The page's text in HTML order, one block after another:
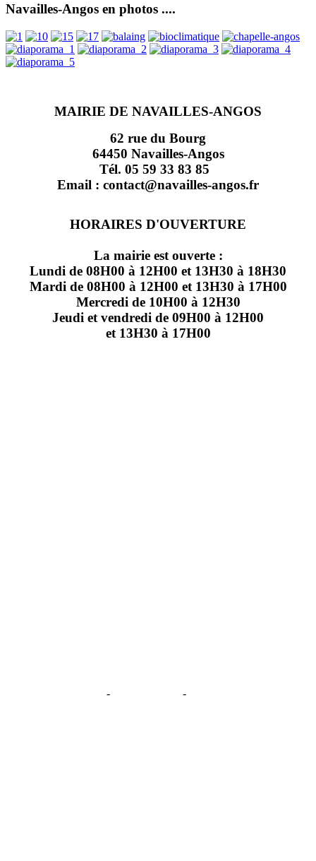
Navailles-Angos en photos ....
MAIRIE DE NAVAILLES-ANGOS
62 rue du Bourg
64450 Navailles-Angos
Tél. 05 59 33 83 85
Email : contact@navailles-angos.fr
HORAIRES D'OUVERTURE
La mairie est ouverte :
Lundi de 08H00 à 12H00 et 13H30 à 18H30
Mardi de 08H00 à 12H00 et 13H30 à 17H00
Mercredi de 10H00 à 12H30
Jeudi et vendredi de 09H00 à 12H00
et 13H30 à 17H00
- -